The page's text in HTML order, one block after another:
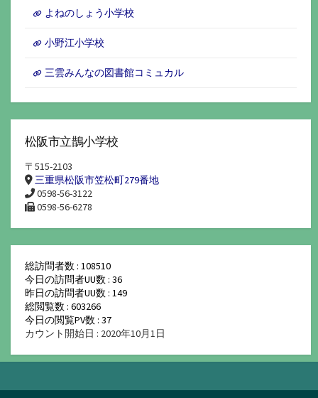
よねのしょう小学校
小野江小学校
三雲みんなの図書館コミュカル
松阪市立鵲小学校
〒515-2103
三重県松阪市笠松町279番地
0598-56-3122
0598-56-6278
総訪問者数 : 108510
今日の訪問者UU数 : 36
昨日の訪問者UU数 : 149
総閲覧数 : 603266
今日の閲覧PV数 : 37
カウント開始日 : 2020年10月1日